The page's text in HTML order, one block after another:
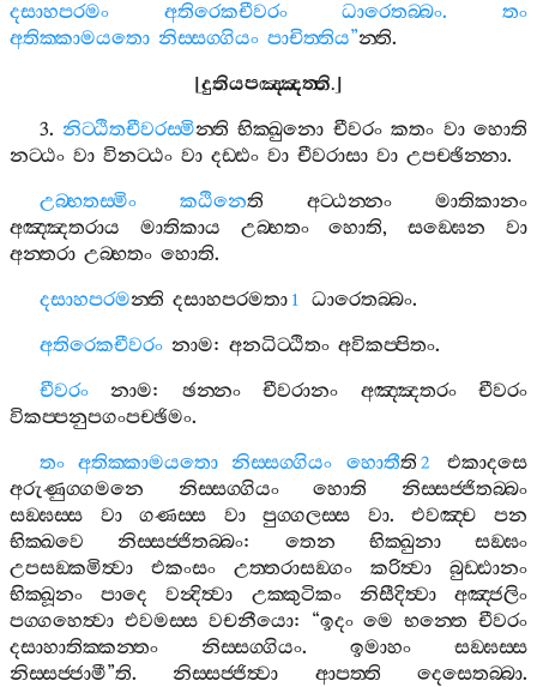
දසාහපරමං
අතිරෙකචීවරං ධාරෙතබ‍්බං.තං
අතික‍්කාමයතො නිස‍්සග‍්ගියං පාචිත‍්තිය”න‍්ති.
[දුතියපඤ‍්ඤත‍්ති.]
3.නිට‍්ඨිතචීවරස‍්මින‍්ති භික‍්ඛුනො චීවරං කතං වා හොති
නට‍්ඨං වා විනට‍්ඨං වා දඩ‍්ඪං වා චීවරාසා වා උපච‍්ඡින‍්නා.
උබ‍්භතස‍්මිං
කඨිනෙති අට‍්ඨන‍්නං
මාතිකානං
අඤ‍්ඤතරාය
මාතිකාය උබ‍්භතං හොති,සඞ‍්ඝෙන
වා
අන‍්තරා උබ‍්භතං හොති.
දසාහපරමන‍්ති දසාහපරමතා 1 ධාරෙතබ‍්බං.
අතිරෙකචීවරං නාම: අනධිට‍්ඨිතං අවිකප‍්පිතං.
චීවරං
නාම: ඡන‍්නං චීවරානං අඤ‍්ඤතරං
චීවරං
විකප‍්පනුපගංපච‍්ඡිමං.
තං අතික‍්කාමයතො නිස‍්සග‍්ගියං හොතීති 2
එකාදසෙ
අරුණුග‍්ගමනෙ
නිස‍්සග‍්ගියං හොති
නිස‍්සජ‍්ජිතබ‍්බං
සඞ‍්ඝස‍්ස
වා ගණස‍්ස වා පුග‍්ගලස‍්ස වා.එවඤ‍්ච
පන
භික‍්ඛවෙ
නිස‍්සජ‍්ජිතබ‍්බං: තෙන භික‍්ඛුනා
සඞ‍්ඝං
උපසඞ‍්කමිත්‍වා
එකංසං උත‍්තරාසඞ‍්ගං කරිත්‍වා
බුඩ‍්ඪානං
භික‍්ඛූනං
පාදෙ වන්‍දිත්‍වා උක‍්කුටිකං නිසීදිත්‍වා
අඤ‍්ජලිං
පග‍්ගහෙත්‍වා එවමස‍්ස වචනීයො: “ඉදං මෙ භන‍්තෙ චීවරං
දසාහාතික‍්කන‍්තං
නිස‍්සග‍්ගියං. ඉමාහං
සඞ‍්ඝස‍්ස
නිස‍්සජ‍්ජාමී”ති.නිස‍්සජ‍්ජිත්‍වා ආපත‍්ති දෙසෙතබ‍්බා.